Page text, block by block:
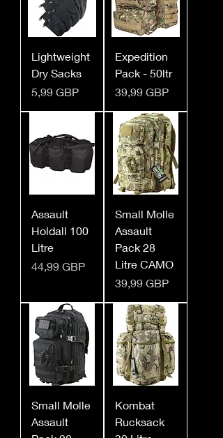
Lightweight
Dry Sacks
Ціна
5,99 GBP
Expedition
Pack - 50ltr
Ціна
39,99 GBP
Assault
Holdall 100
Litre
Ціна
44,99 GBP
Small Molle
Assault
Pack 28
Litre CAMO
Ціна
39,99 GBP
Small Molle
Assault
Kombat
Rucksack